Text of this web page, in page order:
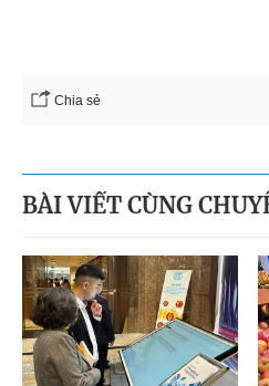
Chia sẻ
BÀI VIẾT CÙNG